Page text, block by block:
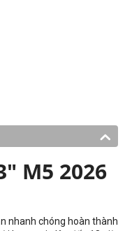
M5 2026
nhanh chóng hoàn thành